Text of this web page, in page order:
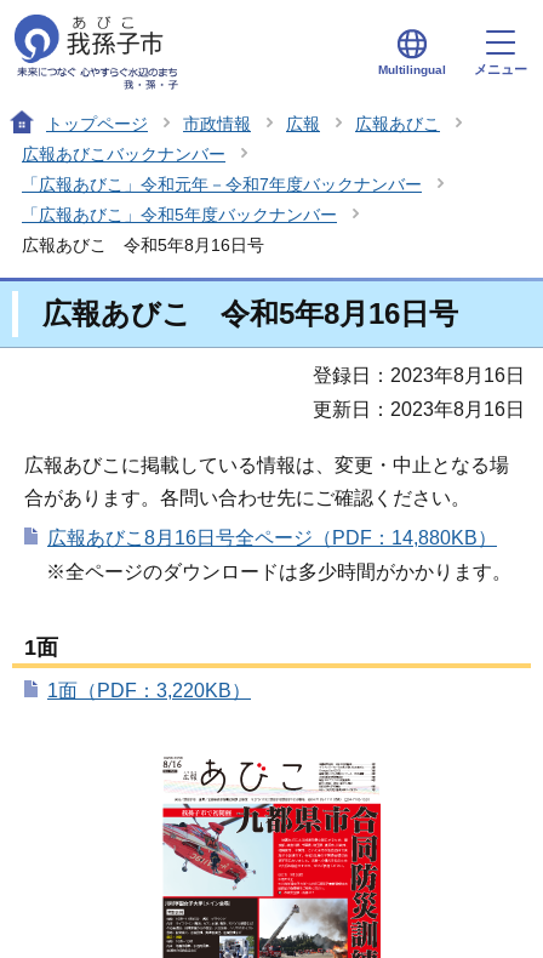
Multilingual メニュー
トップページ 市政情報 広報
広報あびこ
広報あびこバックナンバー
「広報あびこ」令和元年－令和7年度バックナンバー
「広報あびこ」令和5年度バックナンバー
広報あびこ 令和5年8月16日号
広報あびこ 令和5年8月16日号
登録日：2023年8月16日
更新日：2023年8月16日
広報あびこに掲載している情報は、変更・中止となる場
合があります。各問い合わせ先にご確認ください。
広報あびこ8月16日号全ページ（PDF：14,880KB）
※全ページのダウンロードは多少時間がかかります。
1面
1面（PDF：3,220KB）